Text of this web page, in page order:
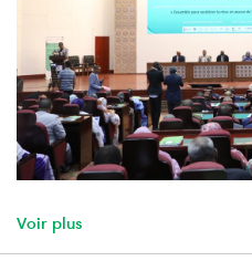
Voir plus